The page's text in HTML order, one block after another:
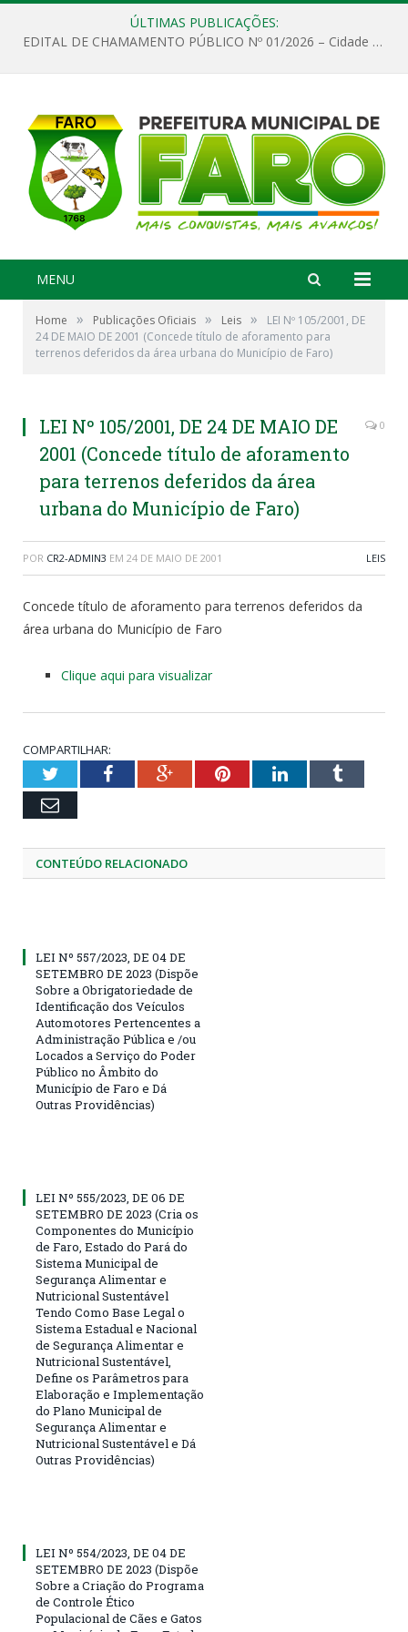
ÚLTIMAS PUBLICAÇÕES:
EDITAL DE CHAMAMENTO PÚBLICO Nº 01/2026 – Cidade de Faro
MENU
Home » Publicações Oficiais » Leis »
LEI Nº 105/2001, DE
24 DE MAIO DE 2001 (Concede título de aforamento para
terrenos deferidos da área urbana do Município de Faro)
LEI Nº 105/2001, DE 24 DE MAIO DE
2001 (Concede título de aforamento
para terrenos deferidos da área
urbana do Município de Faro)
0
POR CR2-ADMIN3 EM 24 DE MAIO DE 2001 LEIS
Concede título de aforamento para terrenos deferidos da
área urbana do Município de Faro
Clique aqui para visualizar
COMPARTILHAR:
TwitterFacebookGoogle+PinterestLinkedInTumblr
Email
CONTEÚDO RELACIONADO
LEI Nº 557/2023, DE 04 DE
SETEMBRO DE 2023 (Dispõe
Sobre a Obrigatoriedade de
Identificação dos Veículos
Automotores Pertencentes a
Administração Pública e /ou
Locados a Serviço do Poder
Público no Âmbito do
Município de Faro e Dá
Outras Providências)
LEI Nº 555/2023, DE 06 DE
SETEMBRO DE 2023 (Cria os
Componentes do Município
de Faro, Estado do Pará do
Sistema Municipal de
Segurança Alimentar e
Nutricional Sustentável
Tendo Como Base Legal o
Sistema Estadual e Nacional
de Segurança Alimentar e
Nutricional Sustentável,
Define os Parâmetros para
Elaboração e Implementação
do Plano Municipal de
Segurança Alimentar e
Nutricional Sustentável e Dá
Outras Providências)
LEI Nº 554/2023, DE 04 DE
SETEMBRO DE 2023 (Dispõe
Sobre a Criação do Programa
de Controle Ético
Populacional de Cães e Gatos